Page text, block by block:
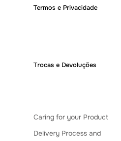
Termos e Privacidade
Trocas e Devoluções
Caring for your Product
Delivery Process and